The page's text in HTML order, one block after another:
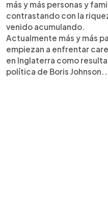
más y más personas y
contrastando con la
venido acumulando.
Actualmente más y más
empiezan a enfrentar
en Inglaterra como
política de Boris